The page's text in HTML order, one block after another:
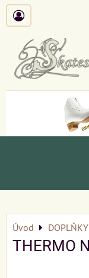
Úvod DOPLŇKY
THERMO